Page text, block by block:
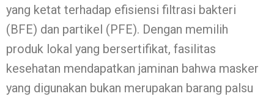
yang ketat terhadap efisiensi filtrasi bakteri
(BFE) dan partikel (PFE). Dengan memilih
produk lokal yang bersertifikat, fasilitas
kesehatan mendapatkan jaminan bahwa masker
yang digunakan bukan merupakan barang palsu